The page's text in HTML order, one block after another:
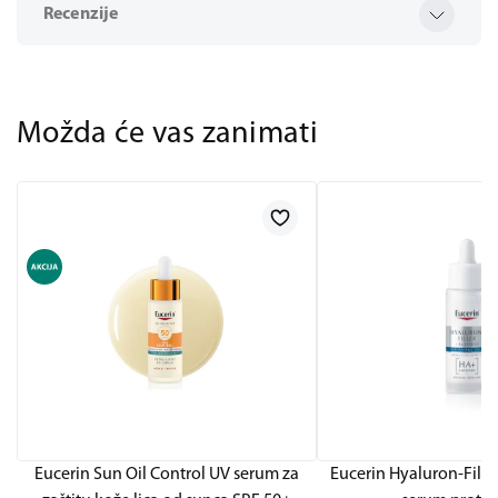
Recenzije
Možda će vas zanimati
Eucerin Sun Oil Control UV serum za
Eucerin Hyaluron-